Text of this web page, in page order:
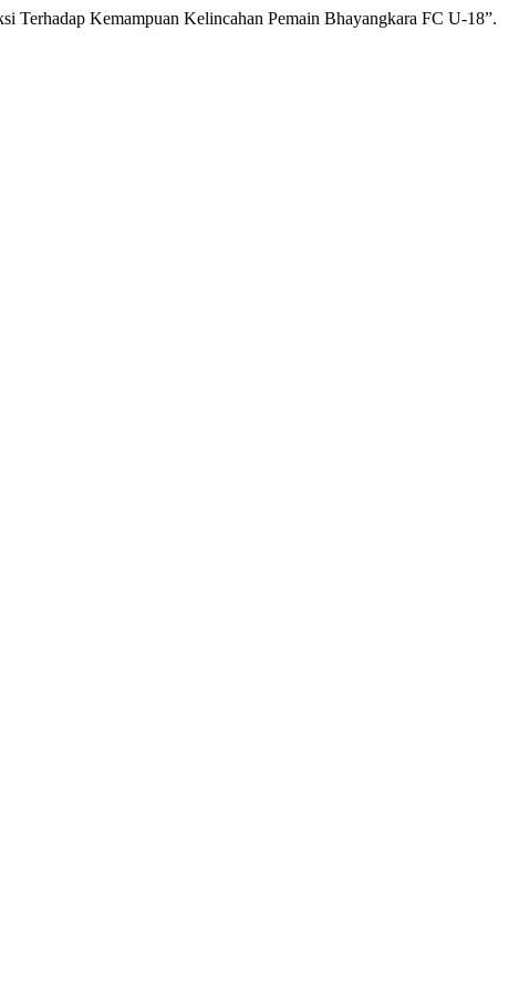
Terhadap Kemampuan Kelincahan Pemain Bhayangkara FC U-18”.